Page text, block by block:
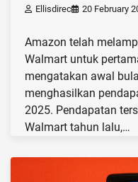
Ellisdirec 20 February
Amazon telah
Walmart untuk
mengatakan awal
menghasilkan
2025. Pendapatan
Walmart tahun lalu,…